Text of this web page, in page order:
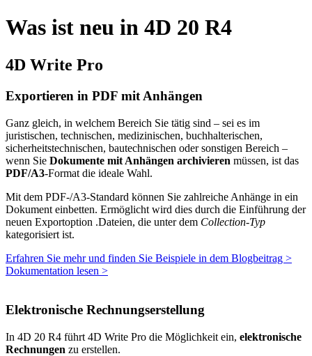
Was ist neu in 4D 20 R4
4D Write Pro
Exportieren in PDF mit Anhängen
Ganz gleich, in welchem Bereich Sie tätig sind – sei es im
juristischen, technischen, medizinischen, buchhalterischen,
sicherheitstechnischen, bautechnischen oder sonstigen Bereich –
wenn Sie Dokumente mit Anhängen archivieren müssen, ist das
PDF/A3-Format die ideale Wahl.
Mit dem PDF-/A3-Standard können Sie zahlreiche Anhänge in ein
Dokument einbetten. Ermöglicht wird dies durch die Einführung der
neuen Exportoption .Dateien, die unter dem Collection-Typ
kategorisiert ist.
Erfahren Sie mehr und finden Sie Beispiele in dem Blogbeitrag >
Dokumentation lesen >
Elektronische Rechnungserstellung
In 4D 20 R4 führt 4D Write Pro die Möglichkeit ein, elektronische
Rechnungen zu erstellen.